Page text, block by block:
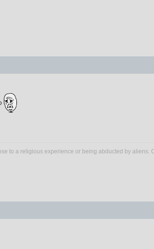
to a religious experience or being abducted by aliens.